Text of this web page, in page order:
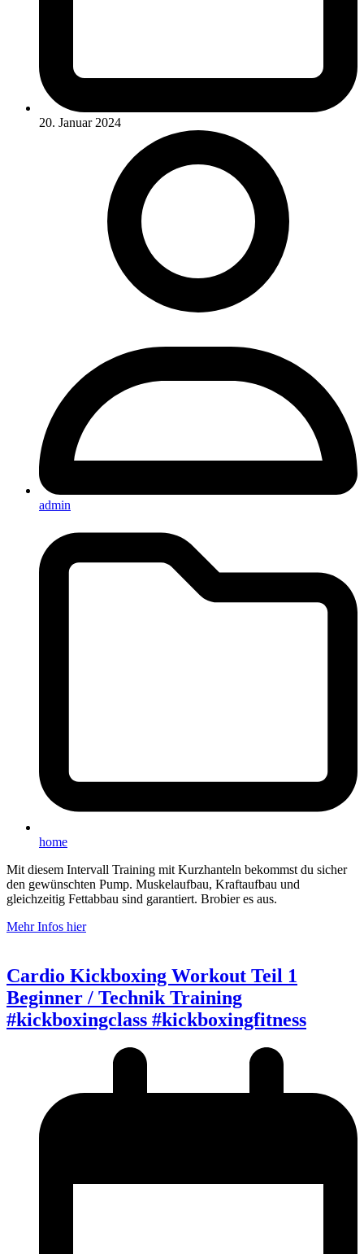
20. Januar 2024
admin
home
Mit diesem Intervall Training mit Kurzhanteln bekommst du sicher
den gewünschten Pump. Muskelaufbau, Kraftaufbau und
gleichzeitig Fettabbau sind garantiert. Brobier es aus.
Mehr Infos hier
Cardio Kickboxing Workout Teil 1
Beginner / Technik Training
#kickboxingclass #kickboxingfitness